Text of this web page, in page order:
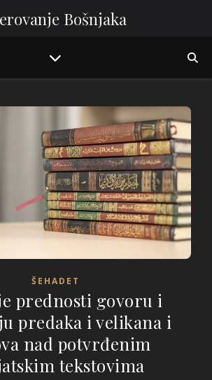
Bošnjaka
ŠEHADET
prednosti govoru i
predaka i velikana i
nad potvrđenim
tekstovima